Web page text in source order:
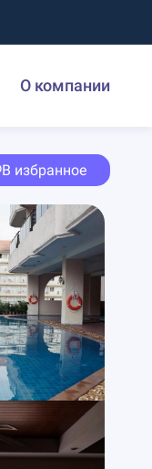
О компании
В избранное